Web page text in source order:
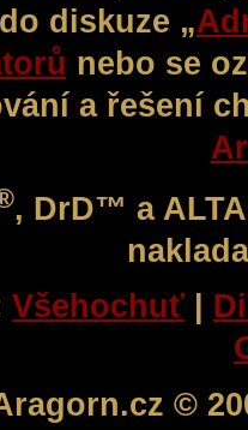
diskuze „
nebo se
a řešení
, DrD™ a
Všehochuť
©